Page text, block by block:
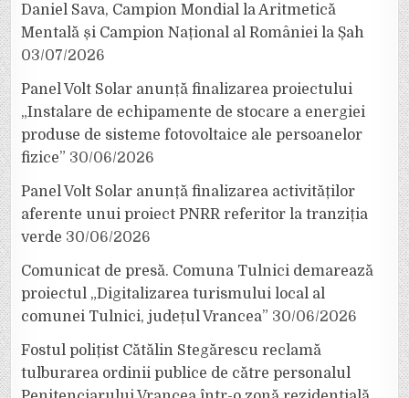
Daniel Sava, Campion Mondial la Aritmetică
Mentală și Campion Național al României la Șah
03/07/2026
Panel Volt Solar anunță finalizarea proiectului
„Instalare de echipamente de stocare a energiei
produse de sisteme fotovoltaice ale persoanelor
fizice” 30/06/2026
Panel Volt Solar anunță finalizarea activităților
aferente unui proiect PNRR referitor la tranziția
verde 30/06/2026
Comunicat de presă. Comuna Tulnici demarează
proiectul „Digitalizarea turismului local al
comunei Tulnici, județul Vrancea” 30/06/2026
Fostul polițist Cătălin Stegărescu reclamă
tulburarea ordinii publice de către personalul